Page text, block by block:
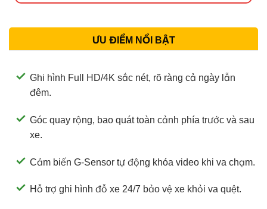
ƯU ĐIỂM NỔI BẬT
Ghi hình Full HD/4K sắc nét, rõ ràng cả ngày lẫn
đêm.
Góc quay rộng, bao quát toàn cảnh phía trước và sau
xe.
Cảm biến G-Sensor tự động khóa video khi va chạm.
Hỗ trợ ghi hình đỗ xe 24/7 bảo vệ xe khỏi va quệt.